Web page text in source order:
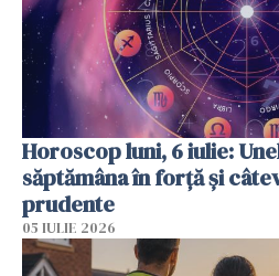
Horoscop luni, 6 iulie:
săptămâna în forță și
prudente
05 IULIE 2026